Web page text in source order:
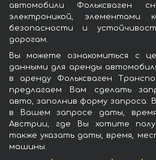
автомобили Фольксваген
электроникой, элементами
безопасности и
дорогам.
Вы можете ознакомиться с
данными для аренды
в аренду Фольксваген
предлагаем Вам сделать
авто, заполнив форму запроса.
в Вашем запросе даты,
Австрии, где Вы хотите
также указать даты, время,
машины.